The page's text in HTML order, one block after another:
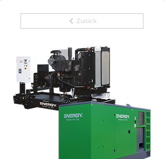
Zurück